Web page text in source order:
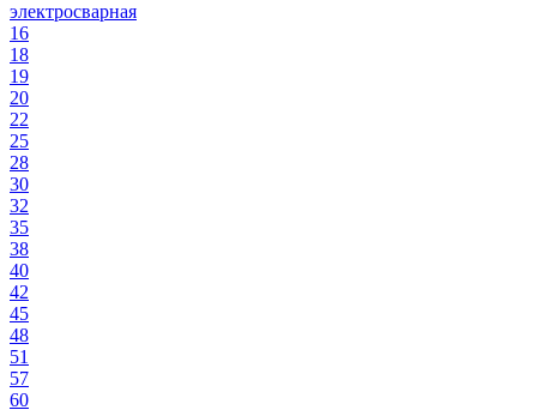
электросварная
16
18
19
20
22
25
28
30
32
35
38
40
42
45
48
51
57
60